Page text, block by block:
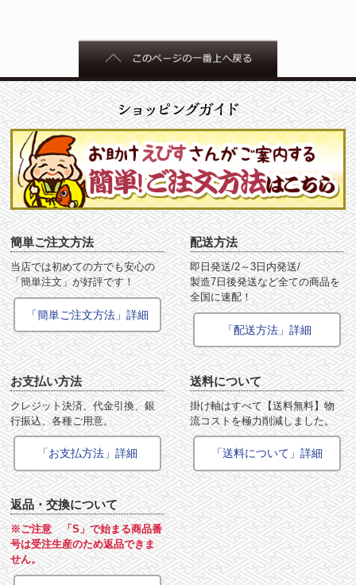
簡単ご注文方法
当店では初めての方でも安心の
「簡単注文」が好評です！
「簡単ご注文方法」詳細
配送方法
即日発送/2～3日内発送/
製造7日後発送など全ての商品を
全国に速配！
「配送方法」詳細
お支払い方法
クレジット決済、代金引換、銀
行振込、各種ご用意。
「お支払方法」詳細
送料について
掛け軸はすべて【送料無料】物
流コストを極力削減しました。
「送料について」詳細
返品・交換について
※ご注意 「S」で始まる商品番
号は受注生産のため返品できま
せん。